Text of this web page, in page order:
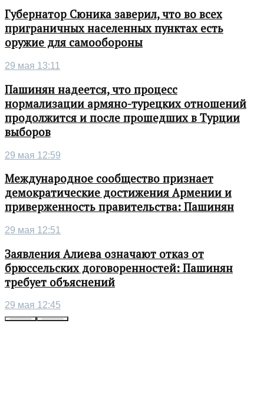
Губернатор Сюника заверил, что во всех
приграничных населенных пунктах есть
оружие для самообороны
29 мая 13:11
Пашинян надеется, что процесс
нормализации армяно-турецких отношений
продолжится и после прошедших в Турции
выборов
29 мая 12:59
Международное сообщество признает
демократические достижения Армении и
приверженность правительства: Пашинян
29 мая 12:51
Заявления Алиева означают отказ от
брюссельских договоренностей: Пашинян
требует объяснений
29 мая 12:45